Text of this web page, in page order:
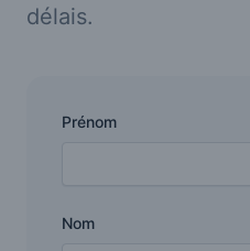
délais.
Prénom
Nom